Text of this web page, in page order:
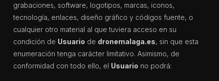
grabaciones, software, logotipos, marcas, iconos,
tecnología, enlaces, diseño gráfico y códigos fuente, o
cualquier otro material al que tuviera acceso en su
condición de Usuario de dronemalaga.es, sin que esta
enumeración tenga carácter limitativo. Asimismo, de
conformidad con todo ello, el Usuario no podrá: